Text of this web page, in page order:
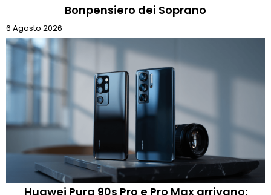
Bonpensiero dei Soprano
6 Agosto 2026
Huawei Pura 90s Pro e Pro Max arrivano: